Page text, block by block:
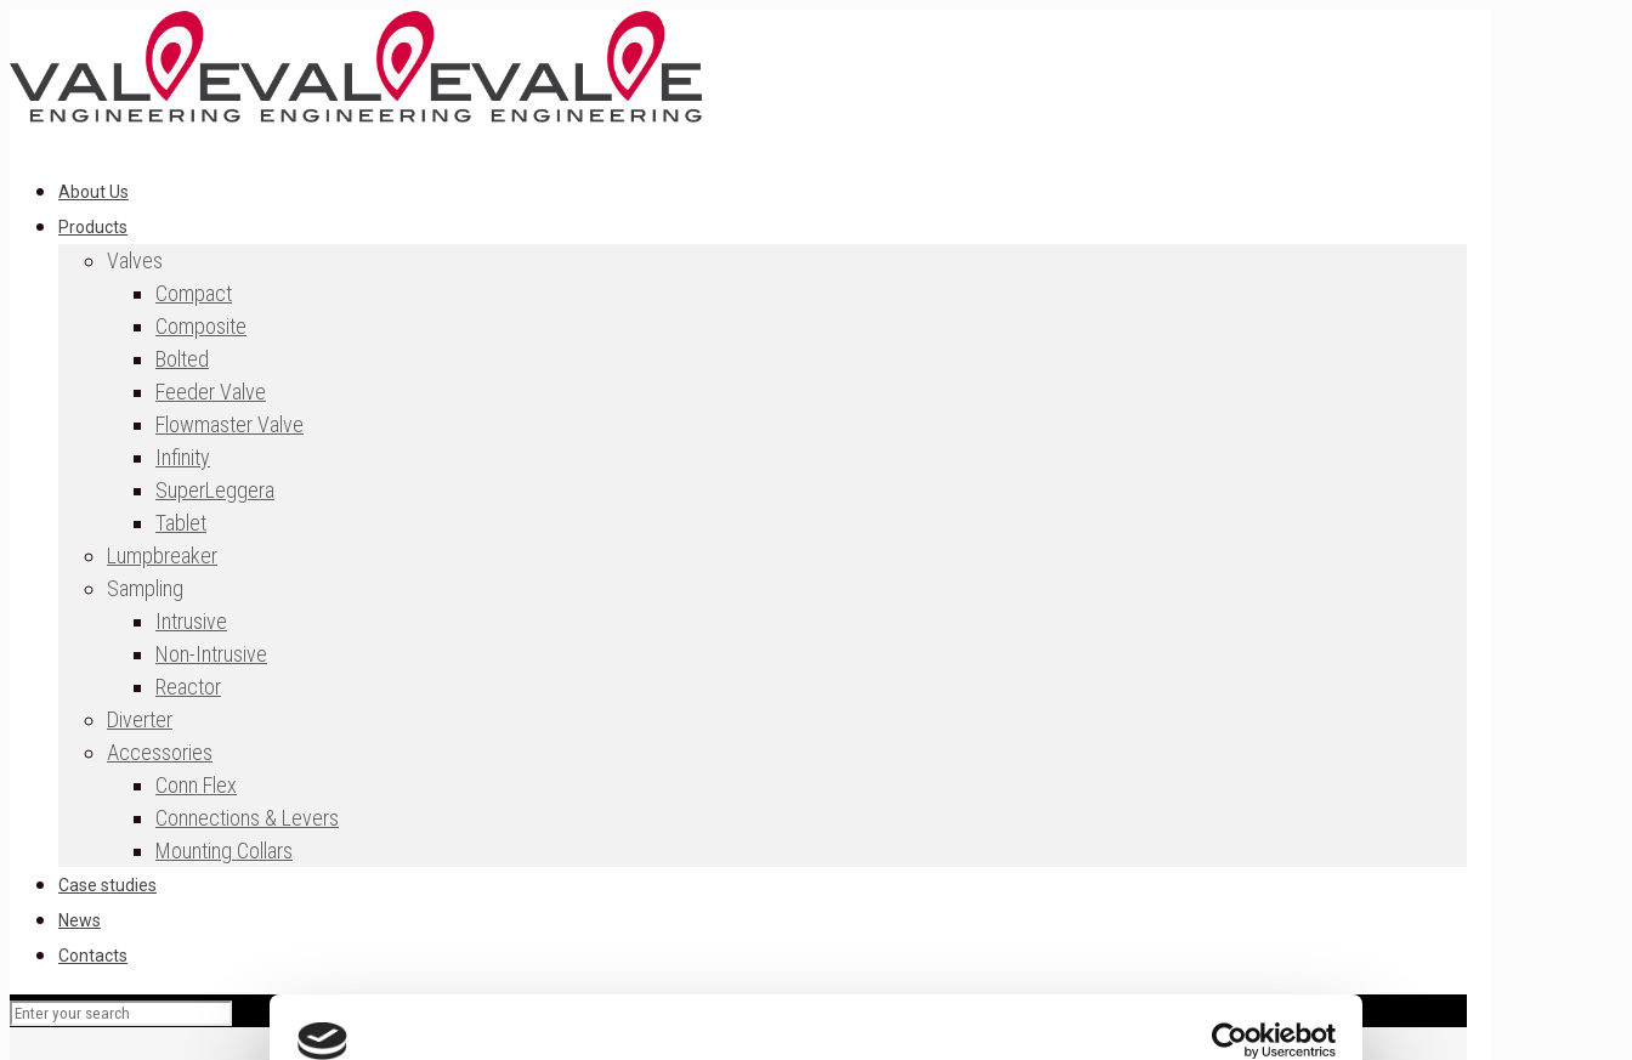
About Us
Products
Valves
Compact
Composite
Bolted
Feeder Valve
Flowmaster Valve
Infinity
SuperLeggera
Tablet
Lumpbreaker
Sampling
Intrusive
Non-Intrusive
Reactor
Diverter
Accessories
Conn Flex
Connections & Levers
Mounting Collars
Case studies
News
Contacts